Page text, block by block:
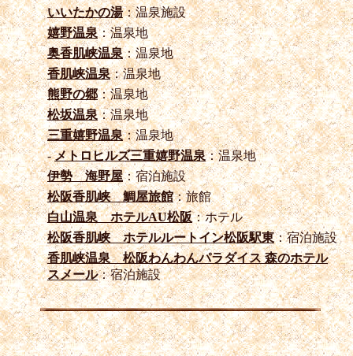
いいたかの湯：温泉施設
嬉野温泉：温泉地
奥香肌峡温泉：温泉地
香肌峡温泉：温泉地
熊野の郷：温泉地
松坂温泉：温泉地
三重嬉野温泉：温泉地
-メトロヒルズ三重嬉野温泉：温泉地
伊勢 海野屋：宿泊施設
松阪香肌峡 鯛屋旅館：旅館
白山温泉 ホテルAU松阪：ホテル
松阪香肌峡 ホテルルートイン松阪駅東：宿泊施設
香肌峡温泉 松阪わんわんパラダイス 森のホテル
スメール：宿泊施設